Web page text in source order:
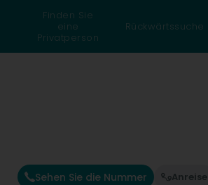
Finden Sie
eine
Privatperson
Rückwärtssuche
Sehen Sie die Nummer Anreise